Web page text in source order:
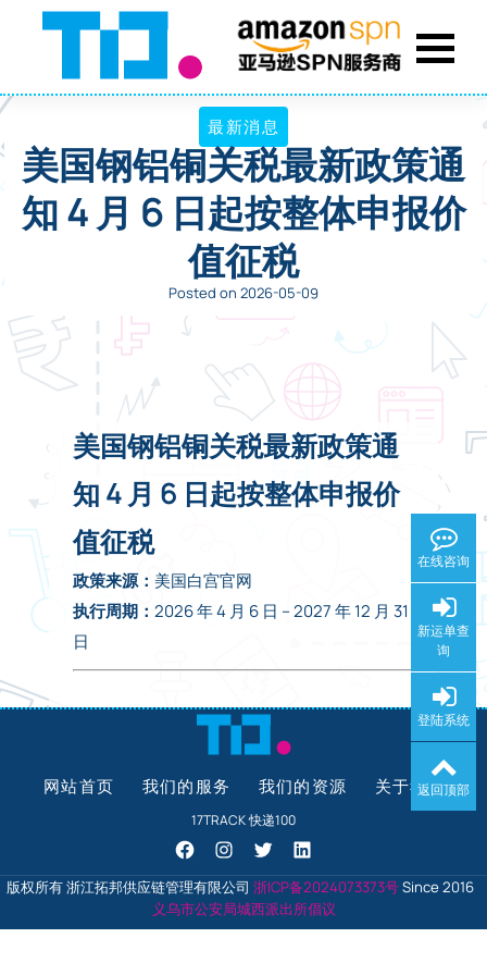
在线咨询
新运单查
询
登陆系统
返回顶部
最新消息
美国钢铝铜关税最新政策通
知 4 月 6 日起按整体申报价
值征税
Posted on 2026-05-09
美国钢铝铜关税最新政策通
知 4 月 6 日起按整体申报价
值征税
政策来源： 美国白宫官网
执行周期：2026 年 4 月 6 日 – 2027 年 12 月 31
日
网站首页 我们的服务 我们的资源 关于我们
17TRACK快递100
版权所有 浙江拓邦供应链管理有限公司 浙ICP备2024073373号Since 2016
义乌市公安局城西派出所倡议